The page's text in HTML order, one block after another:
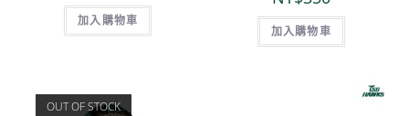
加入購物車
加入購物車
OUT OF STOCK